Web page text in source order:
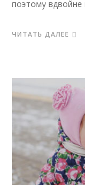
поэтому
ЧИТАТЬ ДАЛЕЕ